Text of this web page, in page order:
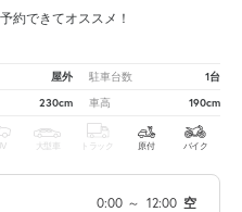
予約できてオススメ！
屋外 駐車台数 1台
230cm 車高 190cm
大型車 トラック 原付 バイク
0:00 ～ 12:00 空